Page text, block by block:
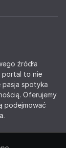
źródła
portal to nie
spotyka
Oferujemy
podejmować